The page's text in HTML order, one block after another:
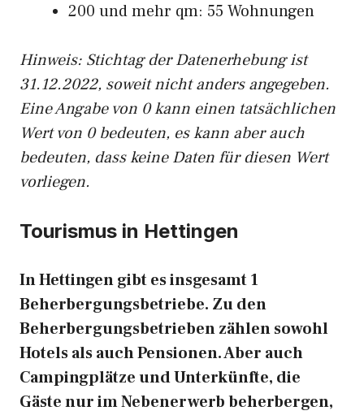
200 und mehr qm: 55 Wohnungen
Hinweis: Stichtag der Datenerhebung ist
31.12.2022, soweit nicht anders angegeben.
Eine Angabe von 0 kann einen tatsächlichen
Wert von 0 bedeuten, es kann aber auch
bedeuten, dass keine Daten für diesen Wert
vorliegen.
Tourismus in Hettingen
In Hettingen gibt es insgesamt 1
Beherbergungsbetriebe. Zu den
Beherbergungsbetrieben zählen sowohl
Hotels als auch Pensionen. Aber auch
Campingplätze und Unterkünfte, die
Gäste nur im Nebenerwerb beherbergen,